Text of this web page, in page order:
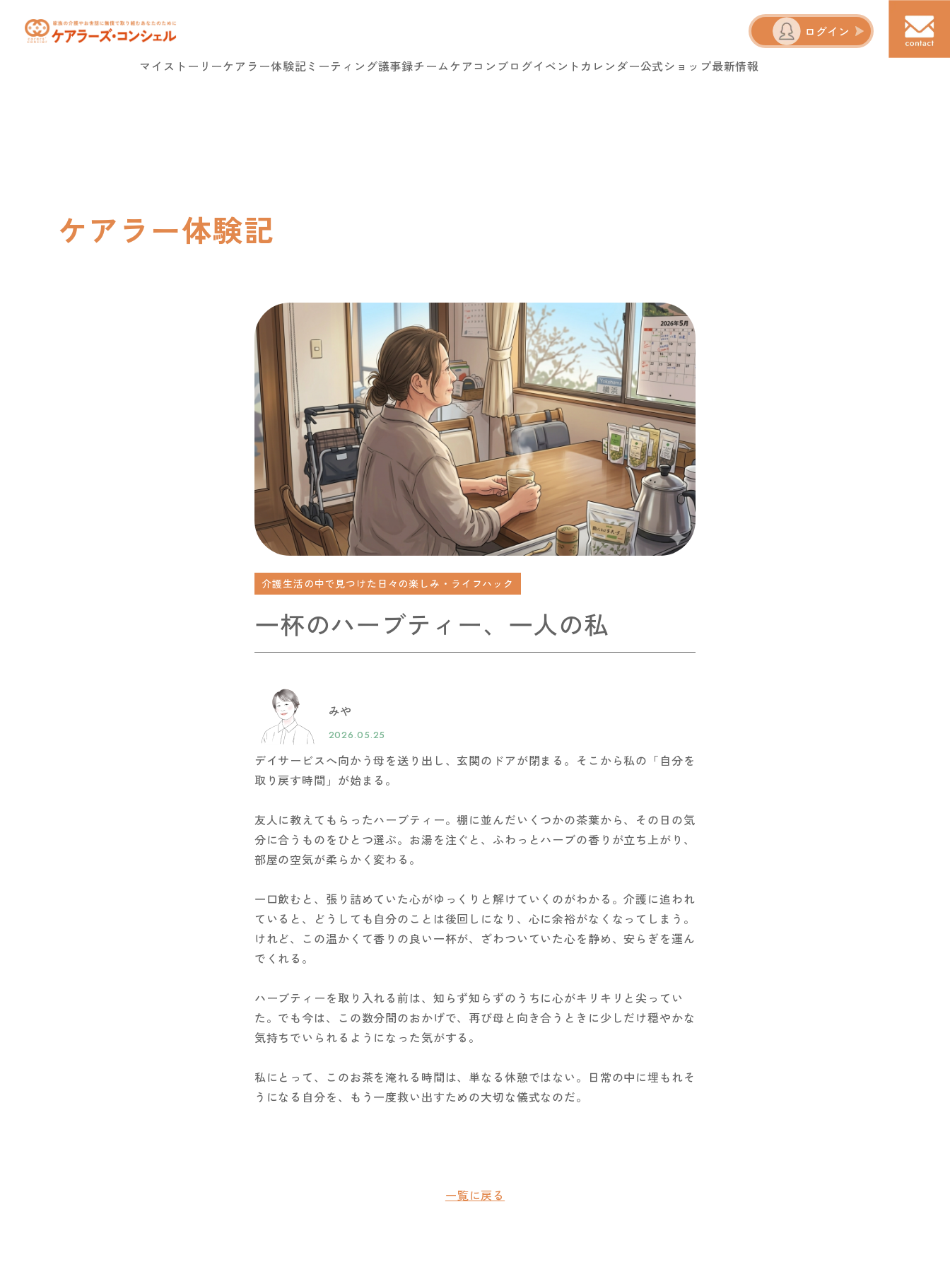
ログイン
マイストーリーケアラー体験記ミーティング議事録チームケアコン ブログイベントカレンダー公式ショップ最新情報
ケアラー体験記
介護生活の中で見つけた日々の楽しみ・ライフハック
一杯のハーブティー、一人の私
みや
2026.05.25
デイサービスへ向かう母を送り出し、玄関のドアが閉まる。そこから私の「自分を
取り戻す時間」が始まる。
友人に教えてもらったハーブティー。棚に並んだいくつかの茶葉から、その日の気
分に合うものをひとつ選ぶ。お湯を注ぐと、ふわっとハーブの香りが立ち上がり、
部屋の空気が柔らかく変わる。
一口飲むと、張り詰めていた心がゆっくりと解けていくのがわかる。介護に追われ
ていると、どうしても自分のことは後回しになり、心に余裕がなくなってしまう。
けれど、この温かくて香りの良い一杯が、ざわついていた心を静め、安らぎを運ん
でくれる。
ハーブティーを取り入れる前は、知らず知らずのうちに心がキリキリと尖ってい
た。でも今は、この数分間のおかげで、再び母と向き合うときに少しだけ穏やかな
気持ちでいられるようになった気がする。
私にとって、このお茶を淹れる時間は、単なる休憩ではない。日常の中に埋もれそ
うになる自分を、もう一度救い出すための大切な儀式なのだ。
一覧に戻る